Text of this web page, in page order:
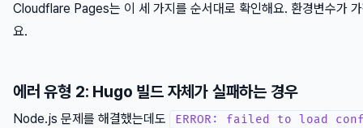
Cloudflare Pages는 이 세 가지를 순서대로 확인해요. 환경변수가
요.
에러 유형 2: Hugo 빌드 자체가 실패하는 경우
Node.js 문제를 해결했는데도
ERROR: failed to load